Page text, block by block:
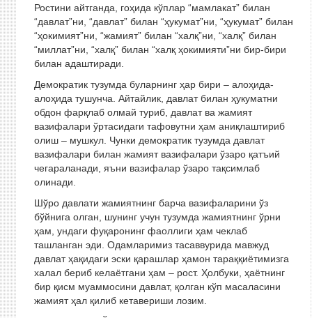
Ростини айтганда, гоҳида кўплар “мамлакат” билан
“давлат”ни, “давлат” билан “ҳукумат”ни, “ҳукумат” билан
“ҳокимият”ни, “жамият” билан “халқ”ни, “халқ” билан
“миллат”ни, “халқ” билан “халқ ҳокимияти”ни бир-бири
билан адаштиради.
Демократик тузумда буларнинг ҳар бири – алоҳида-
алоҳида тушунча. Айтайлик, давлат билан ҳукуматни
обдон фарқлаб олмай туриб, давлат ва жамият
вазифалари ўртасидаги тафовутни ҳам аниқлаштириб
олиш – мушкул. Чунки демократик тузумда давлат
вазифалари билан жамият вазифалари ўзаро қатъий
чегараланади, яъни вазифалар ўзаро тақсимлаб
олинади.
Шўро давлати жамиятнинг барча вазифаларини ўз
бўйнига олган, шунинг учун тузумда жамиятнинг ўрни
ҳам, ундаги фуқаронинг фаоллиги ҳам чеклаб
ташланган эди. Одамларимиз тасаввурида мавжуд
давлат ҳақидаги эски қарашлар ҳамон тараққиётимизга
халал бериб келаётгани ҳам – рост. Ҳолбуки, ҳаётнинг
бир қисм муаммосини давлат, қолган кўп масаласини
жамият ҳал қилиб кетавериши лозим.